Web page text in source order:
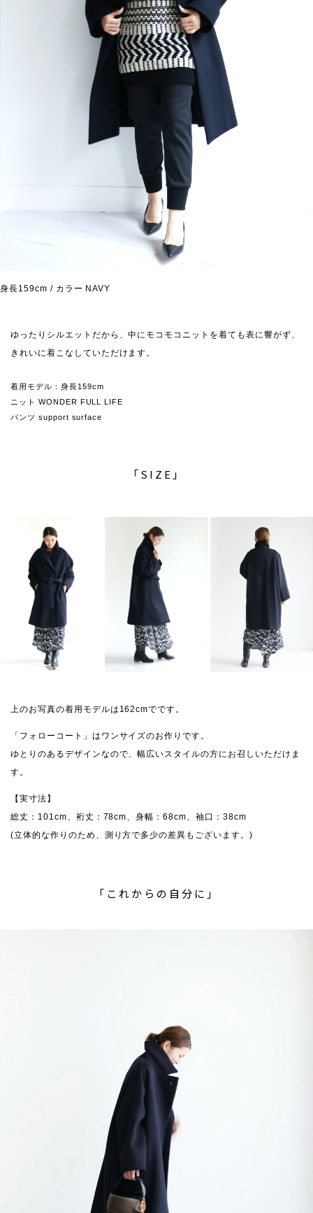
身長159cm / カラー NAVY
ゆったりシルエットだから、中にモコモコニットを着ても表に響がず、
きれいに着こなしていただけます。
着用モデル：身長159cm
ニット WONDER FULL LIFE
パンツ support surface
「SIZE」
上のお写真の着用モデルは162cmでです。
「フォローコート」はワンサイズのお作りです。
ゆとりのあるデザインなので、幅広いスタイルの方にお召しいただけま
す。
【実寸法】
総丈：101cm、裄丈：78cm、身幅：68cm、袖口：38cm
(立体的な作りのため、測り方で多少の差異もございます。)
「これからの自分に」